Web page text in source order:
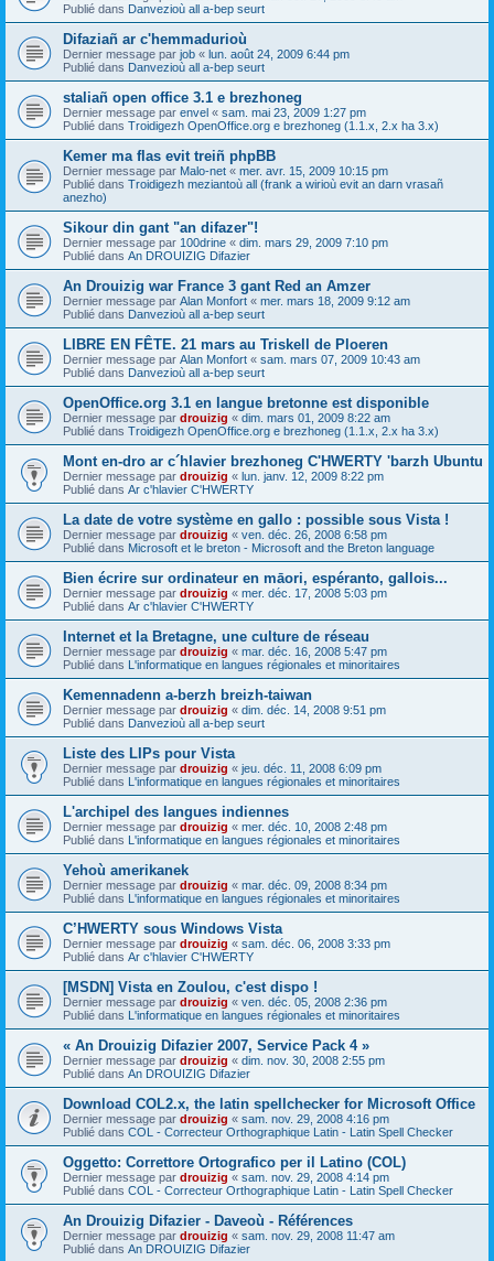
Publié dans Danvezioù all a-bep seurt
Difaziañ ar c'hemmadurioù
Dernier message par job « lun. août 24, 2009 6:44 pm
Publié dans Danvezioù all a-bep seurt
staliañ open office 3.1 e brezhoneg
Dernier message par envel « sam. mai 23, 2009 1:27 pm
Publié dans Troidigezh OpenOffice.org e brezhoneg (1.1.x, 2.x ha 3.x)
Kemer ma flas evit treiñ phpBB
Dernier message par Malo-net « mer. avr. 15, 2009 10:15 pm
Publié dans Troidigezh meziantoù all (frank a wirioù evit an darn vrasañ
anezho)
Sikour din gant "an difazer"!
Dernier message par 100drine « dim. mars 29, 2009 7:10 pm
Publié dans An DROUIZIG Difazier
An Drouizig war France 3 gant Red an Amzer
Dernier message par Alan Monfort « mer. mars 18, 2009 9:12 am
Publié dans Danvezioù all a-bep seurt
LIBRE EN FÊTE. 21 mars au Triskell de Ploeren
Dernier message par Alan Monfort « sam. mars 07, 2009 10:43 am
Publié dans Danvezioù all a-bep seurt
OpenOffice.org 3.1 en langue bretonne est disponible
Dernier message par drouizig « dim. mars 01, 2009 8:22 am
Publié dans Troidigezh OpenOffice.org e brezhoneg (1.1.x, 2.x ha 3.x)
Mont en-dro ar c´hlavier brezhoneg C'HWERTY 'barzh Ubuntu
Dernier message par drouizig « lun. janv. 12, 2009 8:22 pm
Publié dans Ar c'hlavier C'HWERTY
La date de votre système en gallo : possible sous Vista !
Dernier message par drouizig « ven. déc. 26, 2008 6:58 pm
Publié dans Microsoft et le breton - Microsoft and the Breton language
Bien écrire sur ordinateur en māori, espéranto, gallois...
Dernier message par drouizig « mer. déc. 17, 2008 5:03 pm
Publié dans Ar c'hlavier C'HWERTY
Internet et la Bretagne, une culture de réseau
Dernier message par drouizig « mar. déc. 16, 2008 5:47 pm
Publié dans L'informatique en langues régionales et minoritaires
Kemennadenn a-berzh breizh-taiwan
Dernier message par drouizig « dim. déc. 14, 2008 9:51 pm
Publié dans Danvezioù all a-bep seurt
Liste des LIPs pour Vista
Dernier message par drouizig « jeu. déc. 11, 2008 6:09 pm
Publié dans L'informatique en langues régionales et minoritaires
L'archipel des langues indiennes
Dernier message par drouizig « mer. déc. 10, 2008 2:48 pm
Publié dans L'informatique en langues régionales et minoritaires
Yehoù amerikanek
Dernier message par drouizig « mar. déc. 09, 2008 8:34 pm
Publié dans L'informatique en langues régionales et minoritaires
C’HWERTY sous Windows Vista
Dernier message par drouizig « sam. déc. 06, 2008 3:33 pm
Publié dans Ar c'hlavier C'HWERTY
[MSDN] Vista en Zoulou, c'est dispo !
Dernier message par drouizig « ven. déc. 05, 2008 2:36 pm
Publié dans L'informatique en langues régionales et minoritaires
« An Drouizig Difazier 2007, Service Pack 4 »
Dernier message par drouizig « dim. nov. 30, 2008 2:55 pm
Publié dans An DROUIZIG Difazier
Download COL2.x, the latin spellchecker for Microsoft Office
Dernier message par drouizig « sam. nov. 29, 2008 4:16 pm
Publié dans COL - Correcteur Orthographique Latin - Latin Spell Checker
Oggetto: Correttore Ortografico per il Latino (COL)
Dernier message par drouizig « sam. nov. 29, 2008 4:14 pm
Publié dans COL - Correcteur Orthographique Latin - Latin Spell Checker
An Drouizig Difazier - Daveoù - Références
Dernier message par drouizig « sam. nov. 29, 2008 11:47 am
Publié dans An DROUIZIG Difazier